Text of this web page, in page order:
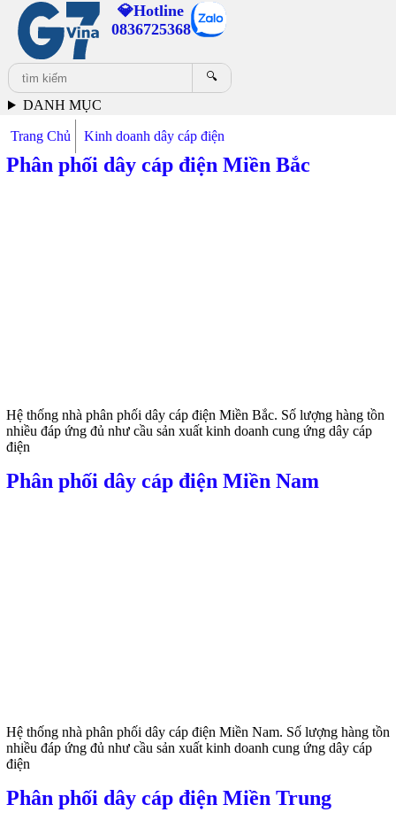
💎Hotline
0836725368
🔍
DANH MỤC
Trang Chủ Kinh doanh dây cáp điện
Phân phối dây cáp điện Miền Bắc
Hệ thống nhà phân phối dây cáp điện Miền Bắc. Số lượng hàng tồn
nhiều đáp ứng đủ như cầu sản xuất kinh doanh cung ứng dây cáp
điện
Phân phối dây cáp điện Miền Nam
Hệ thống nhà phân phối dây cáp điện Miền Nam. Số lượng hàng tồn
nhiều đáp ứng đủ như cầu sản xuất kinh doanh cung ứng dây cáp
điện
Phân phối dây cáp điện Miền Trung